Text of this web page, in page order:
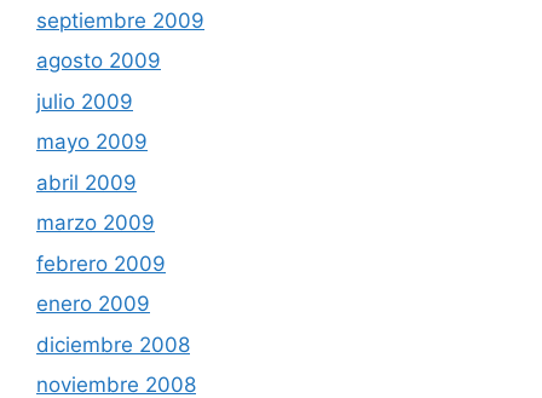
septiembre 2009
agosto 2009
julio 2009
mayo 2009
abril 2009
marzo 2009
febrero 2009
enero 2009
diciembre 2008
noviembre 2008